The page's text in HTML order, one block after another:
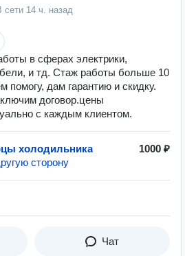
сети 14 ч. назад
в сферах электрики,
и тд. Стаж работы больше 10
помогу, дам гарантию и скидку.
договор.цены
с каждым клиентом.
холодильника
1000 ₽
сторону
Чат